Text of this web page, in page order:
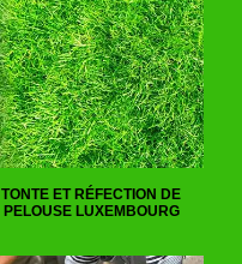
TONTE ET RÉFECTION DE
PELOUSE LUXEMBOURG